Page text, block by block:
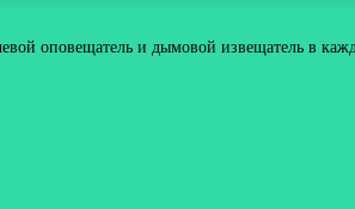
оповещатель и дымовой извещатель в